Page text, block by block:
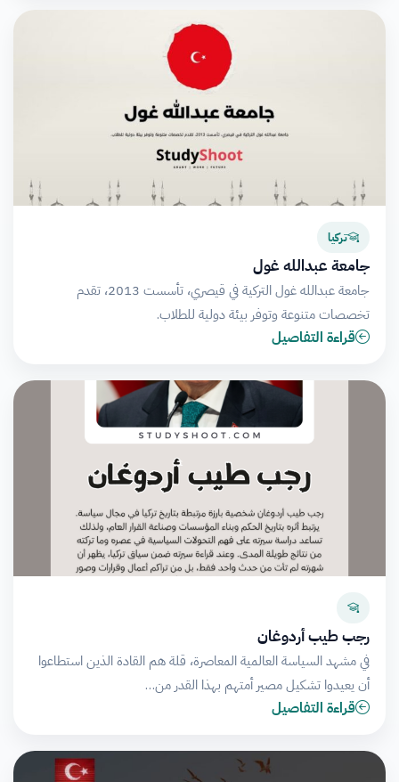
تركيا
جامعة عبدالله غول
جامعة عبدالله غول التركية في قيصري، تأسست 2013، تقدم
تخصصات متنوعة وتوفر بيئة دولية للطلاب.
قراءة التفاصيل
رجب طيب أردوغان
في مشهد السياسة العالمية المعاصرة، قلة هم القادة الذين استطاعوا
أن يعيدوا تشكيل مصير أمتهم بهذا القدر من…
قراءة التفاصيل